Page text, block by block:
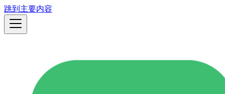
跳到主要内容